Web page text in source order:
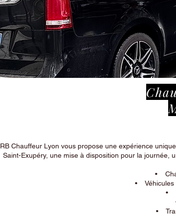
RB Chauffeur Lyon vous propose une expérience
Saint-Exupéry, une mise à disposition pour la journée,
•
• Véhicules
•
•